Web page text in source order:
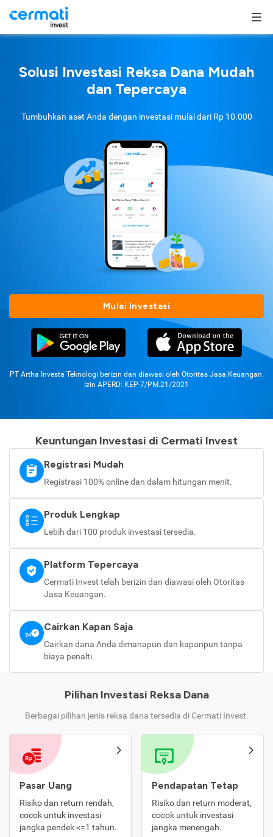
Solusi Investasi Reksa Dana Mudah
dan Tepercaya
Tumbuhkan aset Anda dengan investasi mulai dari Rp 10.000
Mulai Investasi
PT Artha Investa Teknologi berizin dan diawasi oleh Otoritas Jasa Keuangan.
Izin APERD: KEP-7/PM.21/2021
Keuntungan Investasi di Cermati Invest
Registrasi Mudah
Registrasi 100% online dan dalam hitungan menit.
Produk Lengkap
Lebih dari 100 produk investasi tersedia.
Platform Tepercaya
Cermati Invest telah berizin dan diawasi oleh Otoritas
Jasa Keuangan.
Cairkan Kapan Saja
Cairkan dana Anda dimanapun dan kapanpun tanpa
biaya penalti.
Pilihan Investasi Reksa Dana
Berbagai pilihan jenis reksa dana tersedia di Cermati Invest.
Pasar Uang
Risiko dan return rendah,
cocok untuk investasi
jangka pendek <=1 tahun.
Pendapatan Tetap
Risiko dan return moderat,
cocok untuk investasi
jangka menengah.